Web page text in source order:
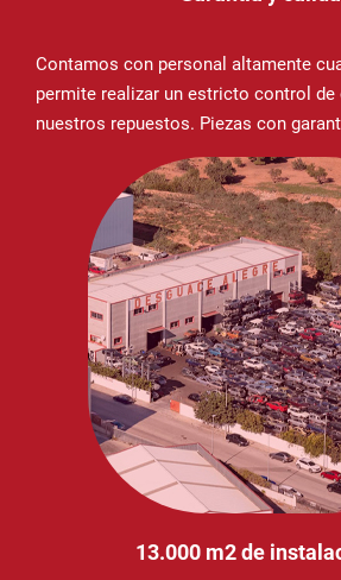
Contamos con personal altamente
permite realizar un estricto control de
nuestros repuestos. Piezas con
13.000 m2 de